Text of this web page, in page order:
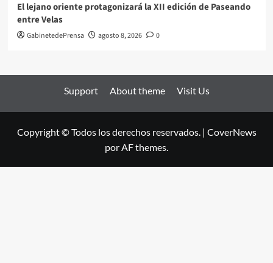
El lejano oriente protagonizará la XII edición de Paseando
entre Velas
GabinetedePrensa agosto 8, 2026 0
Support About theme Visit Us
Copyright © Todos los derechos reservados. | CoverNews
por AF themes.